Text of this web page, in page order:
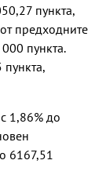
пункта,
предходните
пункта.
1,86% до
6167,51